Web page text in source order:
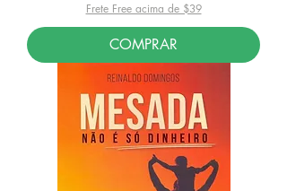
Frete Free acima de $39
COMPRAR